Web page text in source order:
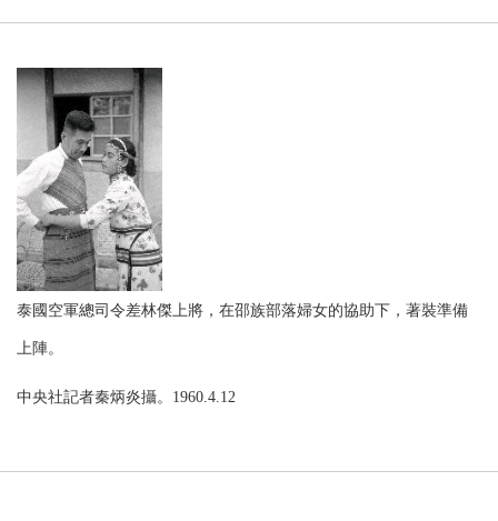
泰國空軍總司令差林傑上將，在邵族部落婦女的協助下，著裝準備
上陣。
中央社記者秦炳炎攝。1960.4.12